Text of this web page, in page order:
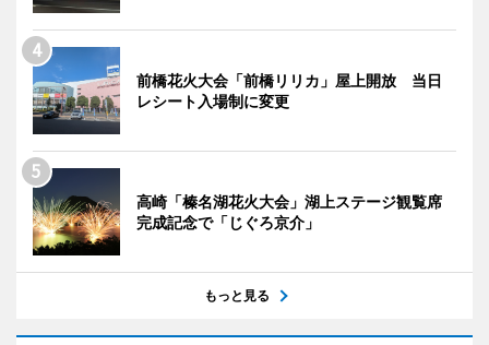
前橋花火大会「前橋リリカ」屋上開放 当日
レシート入場制に変更
高崎「榛名湖花火大会」湖上ステージ観覧席
完成記念で「じぐろ京介」
もっと見る